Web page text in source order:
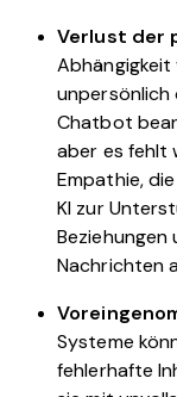
Verlust der
Abhängigkeit
unpersönlich
Chatbot
aber es fehlt
Empathie,
KI zur
Nachrichten
Systeme
fehlerhafte